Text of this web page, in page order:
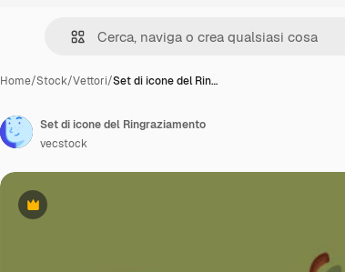
Home/Stock/Vettori/Set di icone del Rin…
Premium
Set di icone del Ringraziamento
vecstock